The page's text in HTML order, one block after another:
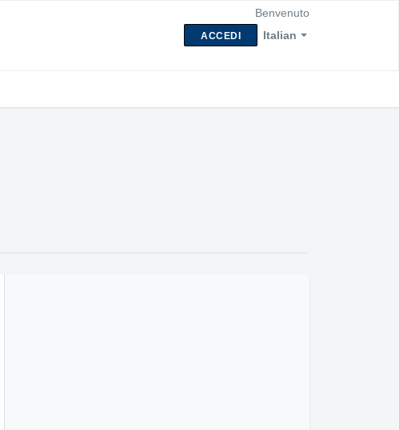
Italian
Benvenuto
ACCEDI